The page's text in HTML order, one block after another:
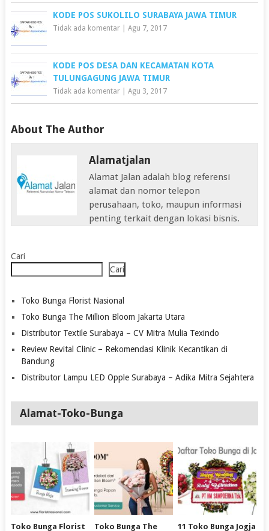
KODE POS SUKOLILO SURABAYA JAWA TIMUR
Tidak ada komentar| Agu 7, 2017
KODE POS DESA DAN KECAMATAN KOTA
TULUNGAGUNG JAWA TIMUR
Tidak ada komentar| Agu 3, 2017
About The Author
Alamatjalan
Alamat Jalan adalah blog referensi
alamat dan nomor telepon
perusahaan, toko, maupun informasi
penting terkait dengan lokasi bisnis.
Cari
Cari
Toko Bunga Florist Nasional
Toko Bunga The Million Bloom Jakarta Utara
Distributor Textile Surabaya – CV Mitra Mulia Texindo
Review Revital Clinic – Rekomendasi Klinik Kecantikan di
Bandung
Distributor Lampu LED Opple Surabaya – Adika Mitra Sejahtera
Alamat-Toko-Bunga
Toko Bunga Florist Toko Bunga The 11 Toko Bunga Jogja